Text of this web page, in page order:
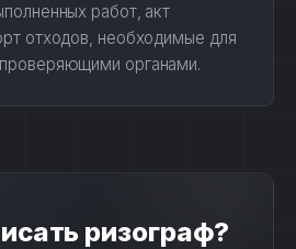
работ, акт
отходов, необходимые для
органами.
ризограф?